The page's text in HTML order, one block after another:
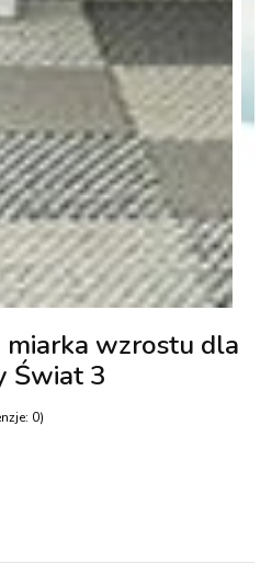
miarka wzrostu dla
Świat 3
0)